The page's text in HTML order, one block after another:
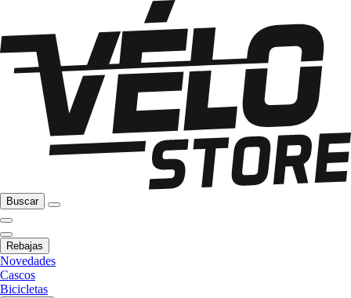
Buscar
Rebajas
Novedades
Cascos
Bicicletas